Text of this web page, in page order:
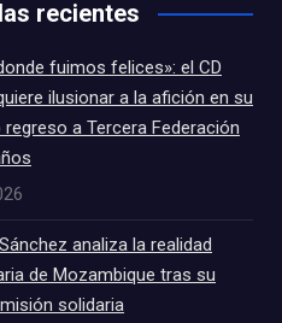
recientes
fuimos felices»: el CD
ilusionar a la afición en su
a Tercera Federación
analiza la realidad
de Mozambique tras su
solidaria